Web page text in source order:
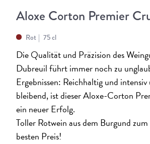
Aloxe Corton Premier
Rot 75 cl
Die Qualität und Präzision des
Dubreuil führt immer noch zu
Ergebnissen: Reichhaltig und
bleibend, ist dieser Aloxe-Corton
ein neuer Erfolg.
Toller Rotwein aus dem Burgund
besten Preis!